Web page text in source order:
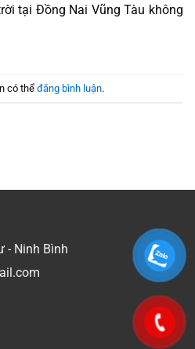
tại Đồng Nai Vũng Tàu không
có thể đăng bình luận.
- Ninh Bình